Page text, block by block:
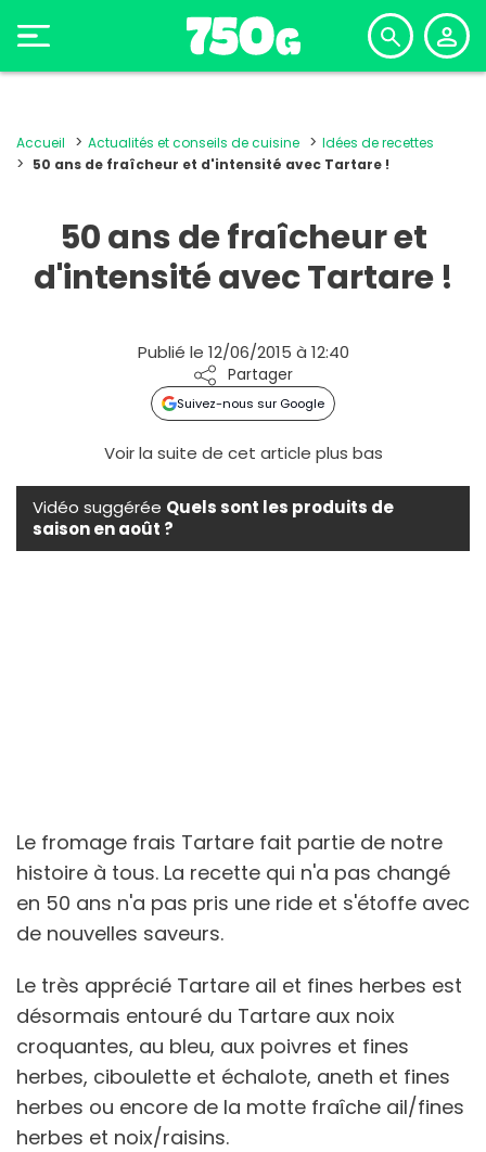
Accueil Actualités et conseils de cuisine
Idées de recettes
50 ans de fraîcheur et d'intensité avec Tartare !
50 ans de fraîcheur et
d'intensité avec Tartare !
Publié le 12/06/2015 à 12:40
Partager
Suivez-nous sur Google
Voir la suite de cet article plus bas
Vidéo suggérée Quels sont les produits de
saison en août ?
Le fromage frais Tartare fait partie de notre
histoire à tous. La recette qui n'a pas changé
en 50 ans n'a pas pris une ride et s'étoffe avec
de nouvelles saveurs.
Le très apprécié Tartare ail et fines herbes est
désormais entouré du Tartare aux noix
croquantes, au bleu, aux poivres et fines
herbes, ciboulette et échalote, aneth et fines
herbes ou encore de la motte fraîche ail/fines
herbes et noix/raisins.